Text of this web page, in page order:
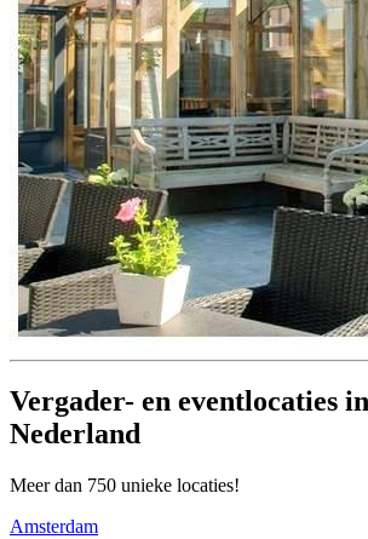
Vergader- en eventlocaties
Nederland
Meer dan 750 unieke locaties!
Amsterdam